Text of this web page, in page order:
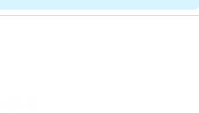
0 snímků za sekundu